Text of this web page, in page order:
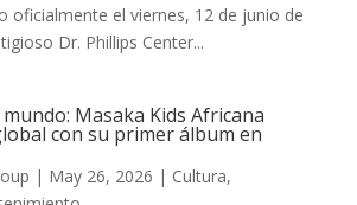
oficialmente el viernes, 12 de junio de
Dr. Phillips Center...
Masaka Kids Africana
con su primer álbum en
| May 26, 2026 | Cultura,